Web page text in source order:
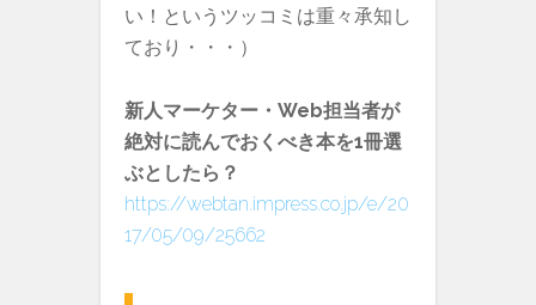
い！というツッコミは重々承知し
ており・・・）
新人マーケター・Web担当者が
絶対に読んでおくべき本を1冊選
ぶとしたら？
https://webtan.impress.co.jp/e/20
17/05/09/25662